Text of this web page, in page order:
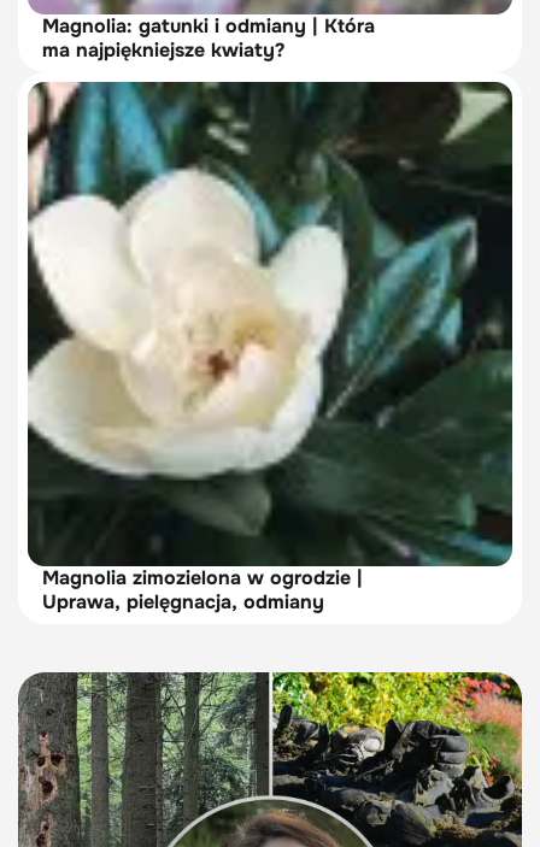
Magnolia: gatunki i odmiany | Która
ma najpiękniejsze kwiaty?
Magnolia zimozielona w ogrodzie |
Uprawa, pielęgnacja, odmiany